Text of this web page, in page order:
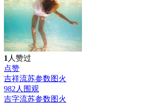
1 人赞过
点赞
吉祥流苏参数图火
982人围观
吉字流苏参数图火